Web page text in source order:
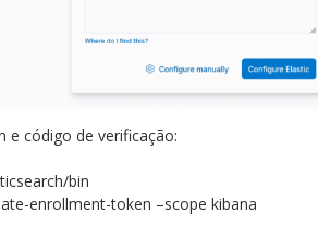
e código de verificação:
bin
enrollment-token –scope kibana